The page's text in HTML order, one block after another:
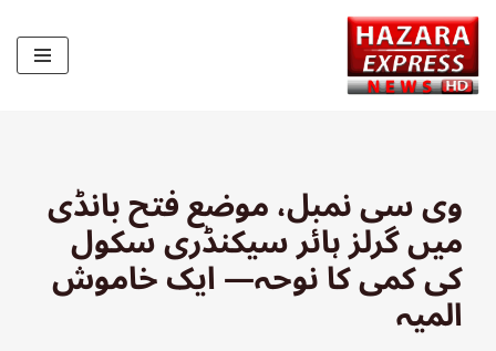
Skip
to
وی سی نمبل، موضع فتح بانڈی
میں گرلز ہائر سیکنڈری سکول
کی کمی کا نوحہ— ایک خاموش
المیہ